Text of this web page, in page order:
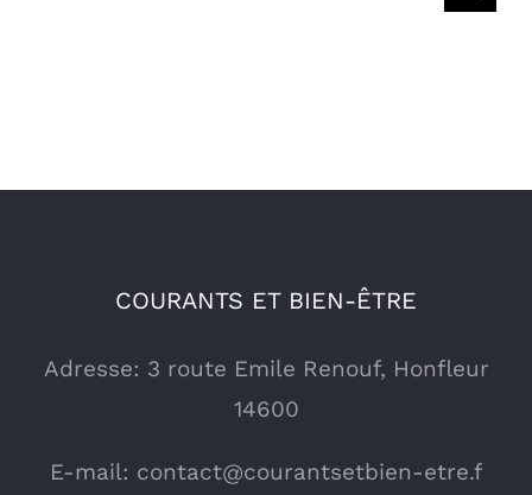
COURANTS ET BIEN-ÊTRE
Adresse: 3 route Emile Renouf, Honfleur
14600
E-mail: contact@courantsetbien-etre.f